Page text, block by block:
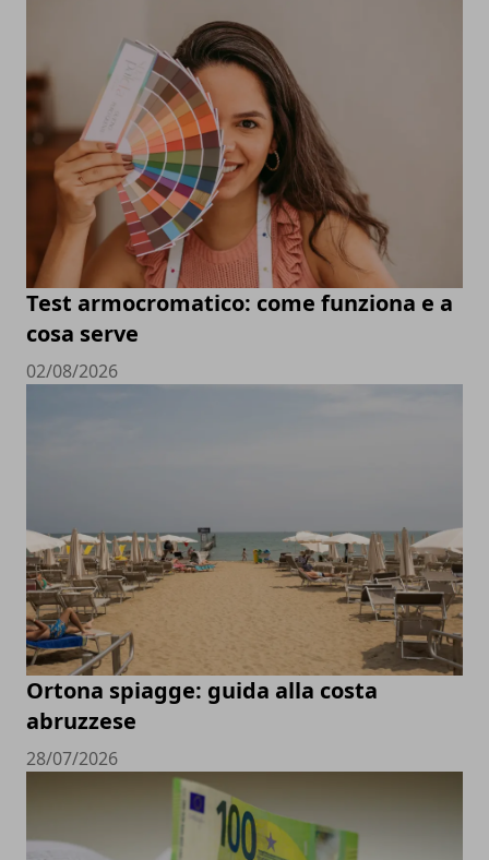
Test armocromatico: come funziona e a
cosa serve
02/08/2026
Ortona spiagge: guida alla costa
abruzzese
28/07/2026